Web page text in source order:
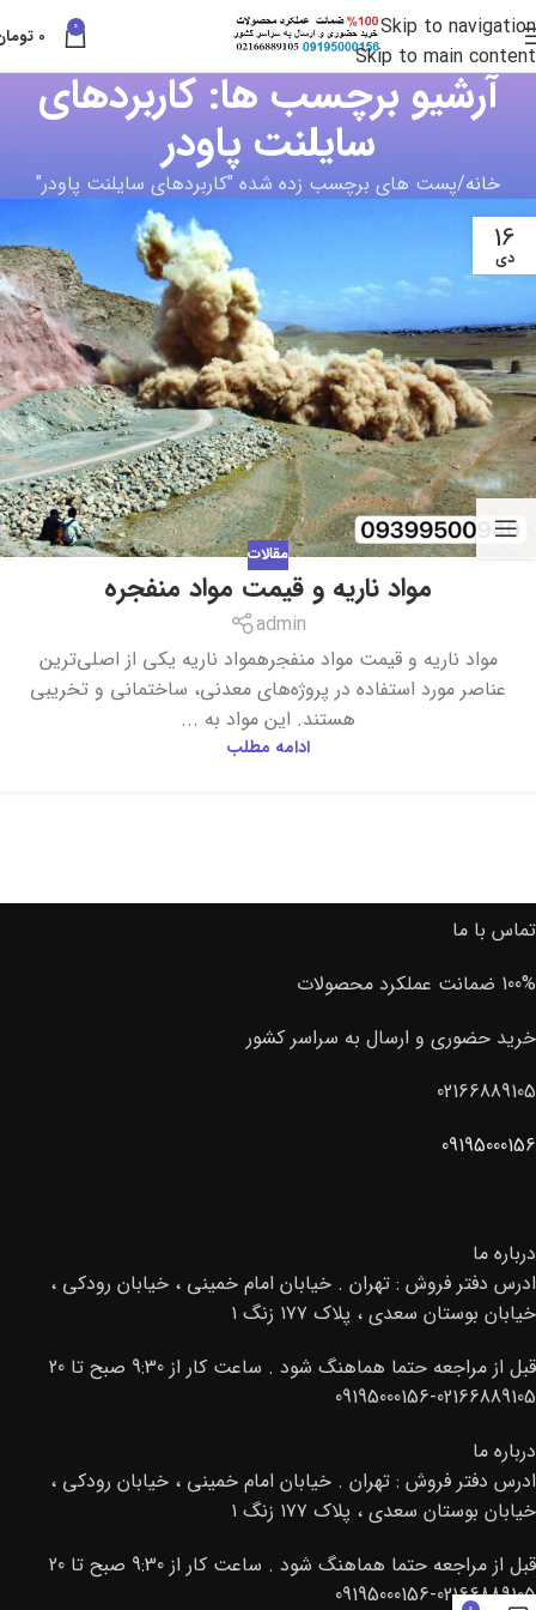
Skip to navigation
Skip to main content
0
0
آرشیو برچسب ها: کاربردهای
سایلنت پاودر
خانه پست های برچسب زده شده "کاربردهای سایلنت پاودر"
16
دی
مقالات
مواد ناریه و قیمت مواد منفجره
admin
مواد ناریه و قیمت مواد منفجرهمواد ناریه یکی از اصلی‌ترین
عناصر مورد استفاده در پروژه‌های معدنی، ساختمانی و تخریبی
هستند. این مواد به ...
ادامه مطلب
تماس با ما
100% ضمانت عملکرد محصولات
خرید حضوری و ارسال به سراسر کشور
02166889105
09195000156
درباره ما
ادرس دفتر فروش : تهران . خیابان امام خمینی ، خیابان رودکی ،
خیابان بوستان سعدی ، پلاک ۱۷۷ زنگ ۱
قبل از مراجعه حتما هماهنگ شود . ساعت کار از 9:30 صبح تا 20
02166889105-09195000156
درباره ما
ادرس دفتر فروش : تهران . خیابان امام خمینی ، خیابان رودکی ،
خیابان بوستان سعدی ، پلاک ۱۷۷ زنگ ۱
قبل از مراجعه حتما هماهنگ شود . ساعت کار از 9:30 صبح تا 20
02166889105-09195000156